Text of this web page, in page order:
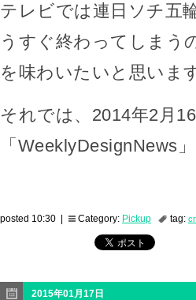
テレビでは連日ソチ五
うすぐ終わってしまう
を味わいたいと思いま
それでは、2014年2月
「WeeklyDesignNews
posted 10:30 | Category: Pickup tag:
2015年01月17日